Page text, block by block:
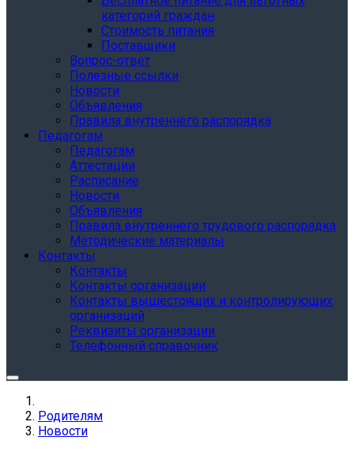
категорий граждан
Стоимость питания
Поставщики
Вопрос-ответ
Полезные ссылки
Новости
Объявления
Правила внутреннего распорядка
Педагогам
Педагогам
Аттестации
Расписание
Новости
Объявления
Правила внутреннего трудового распорядка
Методические материалы
Контакты
Контакты
Контакты организации
Контакты вышестоящих и контролирующих
организаций
Реквизиты организации
Телефонный справочник
Родителям
Новости